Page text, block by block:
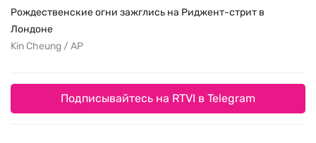
Рождественские огни зажглись на Риджент-стрит в
Лондоне
Kin Cheung / AP
Подписывайтесь на RTVI в Telegram